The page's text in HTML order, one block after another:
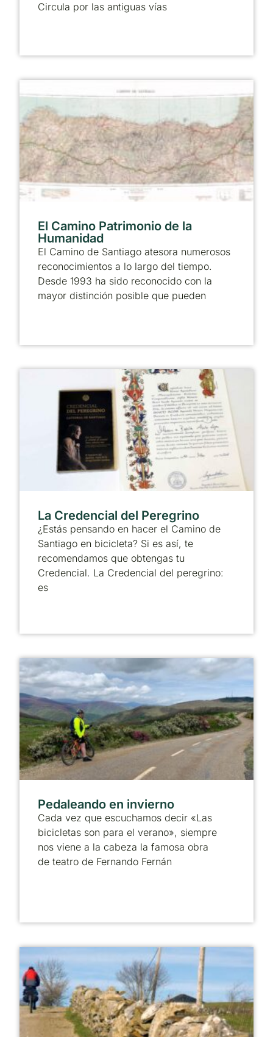
Circula por las antiguas vías
El Camino Patrimonio de la
Humanidad
El Camino de Santiago atesora numerosos
reconocimientos a lo largo del tiempo.
Desde 1993 ha sido reconocido con la
mayor distinción posible que pueden
La Credencial del Peregrino
¿Estás pensando en hacer el Camino de
Santiago en bicicleta? Si es así, te
recomendamos que obtengas tu
Credencial. La Credencial del peregrino:
es
Pedaleando en invierno
Cada vez que escuchamos decir «Las
bicicletas son para el verano», siempre
nos viene a la cabeza la famosa obra
de teatro de Fernando Fernán